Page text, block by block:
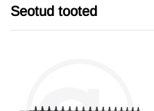
Seotud tooted